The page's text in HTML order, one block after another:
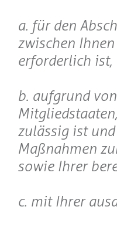
a. für den
zwischen
erforderlich ist,
b. aufgrund
zulässig ist
Maßnahmen
sowie Ihrer
c. mit Ihrer